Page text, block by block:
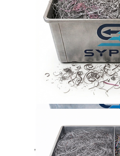
Tantal liegt in Form von Draht und Spänen vor.